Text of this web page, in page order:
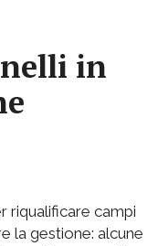
in
riqualificare campi
la gestione: alcune